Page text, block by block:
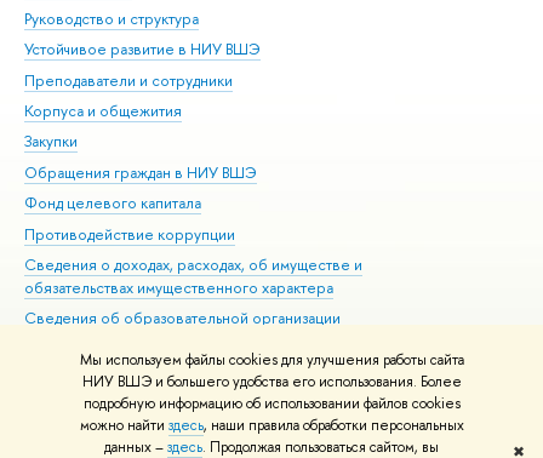
Мы используем файлы cookies для улучшения работы сайта
НИУ ВШЭ и большего удобства его использования. Более
подробную информацию об использовании файлов cookies
можно найти здесь, наши правила обработки персональных
данных –здесь. Продолжая пользоваться сайтом, вы ✖
Руководство и структура
Устойчивое развитие в НИУ ВШЭ
Преподаватели и сотрудники
Корпуса и общежития
Закупки
Обращения граждан в НИУ ВШЭ
Фонд целевого капитала
Противодействие коррупции
Сведения о доходах, расходах, об имуществе и
обязательствах имущественного характера
Сведения об образовательной организации
Людям с ограниченными возможностями здоровья
Единая платежная страница
Работа в Вышке